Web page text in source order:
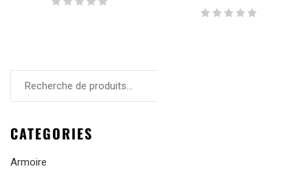
CATEGORIES
Armoire